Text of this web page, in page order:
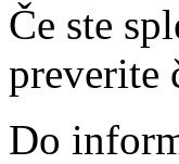
Če ste
preverite
Do